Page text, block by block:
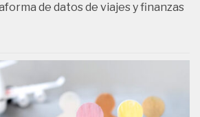
de datos de viajes y finanzas